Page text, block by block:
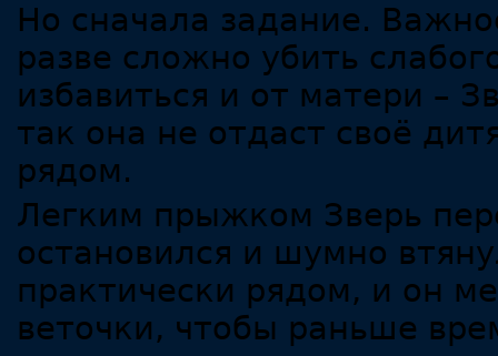
Но сначала задание.
разве сложно убить
избавиться и от матери –
так она не отдаст своё
рядом.
Легким прыжком Зверь
остановился и шумно
практически рядом, и он
веточки, чтобы раньше